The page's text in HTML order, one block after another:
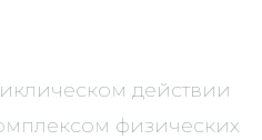
действии
физических